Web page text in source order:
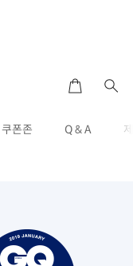
쿠폰존 Q & A